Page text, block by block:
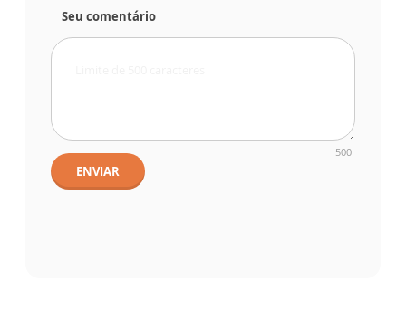
Seu comentário
500
ENVIAR